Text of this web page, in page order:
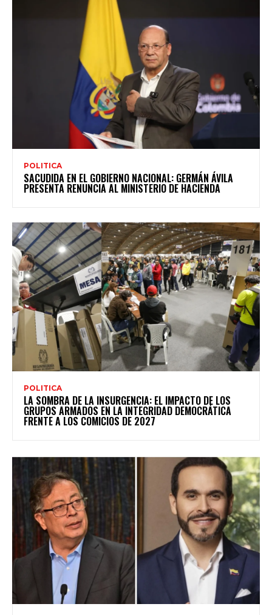
POLITICA
SACUDIDA EN EL GOBIERNO NACIONAL: GERMÁN ÁVILA
PRESENTA RENUNCIA AL MINISTERIO DE HACIENDA
POLITICA
LA SOMBRA DE LA INSURGENCIA: EL IMPACTO DE LOS
GRUPOS ARMADOS EN LA INTEGRIDAD DEMOCRÁTICA
FRENTE A LOS COMICIOS DE 2027